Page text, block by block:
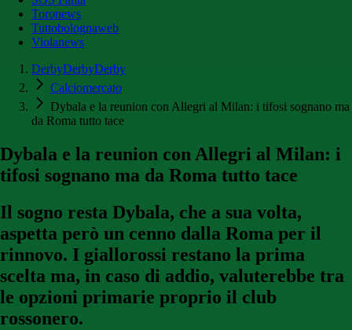
Toronews
Tuttobolognaweb
Violanews
DerbyDerbyDerby
Calciomercato
Dybala e la reunion con Allegri al Milan: i tifosi sognano ma
da Roma tutto tace
Dybala e la reunion con Allegri al Milan: i
tifosi sognano ma da Roma tutto tace
Il sogno resta Dybala, che a sua volta,
aspetta però un cenno dalla Roma per il
rinnovo. I giallorossi restano la prima
scelta ma, in caso di addio, valuterebbe tra
le opzioni primarie proprio il club
rossonero.